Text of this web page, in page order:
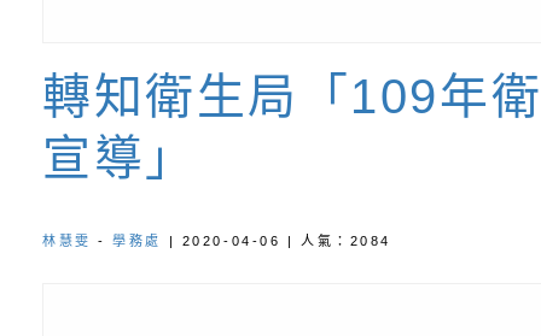
不只是遊戲 - 兒童遊
門工作坊 （中部場
成長」
文化遊戲室之規畫與
材應注意之可及性格
有關本市桃園區中埔
「桃園市115年度兒
情緒管理訓練-獨輪
有關國立羅東高級中
「生命教育議題深化
檢送LED跑馬燈文字
轉知衛生局「109年
宣導」
林慧雯 -學務處 | 2020-04-06 | 人氣：2084